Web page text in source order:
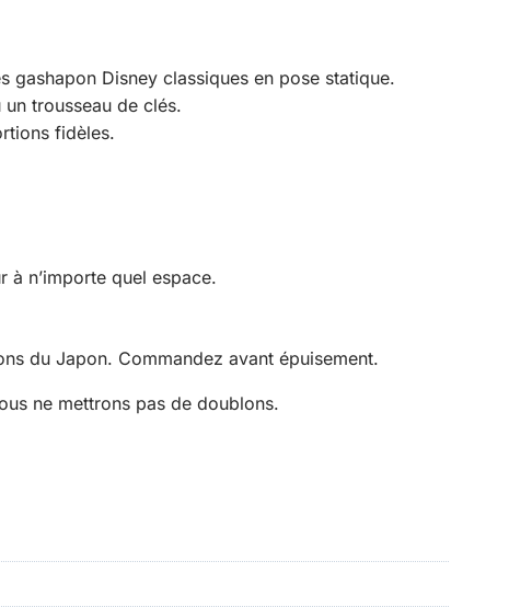
gashapon Disney classiques en pose statique.
trousseau de clés.
fidèles.
à n’importe quel espace.
du Japon. Commandez avant épuisement.
ne mettrons pas de doublons.